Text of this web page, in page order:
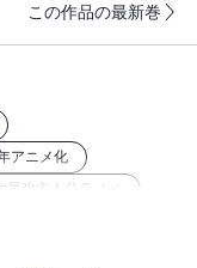
もので――。
望の第五巻！
ろしSSと、きさらぎ
ます。
この作品の最新巻
アニメ化
# 最強主人公ラノベ